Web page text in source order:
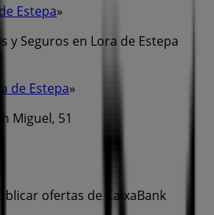
Estepa»
y Seguros en Lora de Estepa
de Estepa»
Miguel, 51
ofertas de CaixaBank